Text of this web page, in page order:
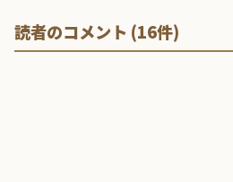
読者のコメント (16件)